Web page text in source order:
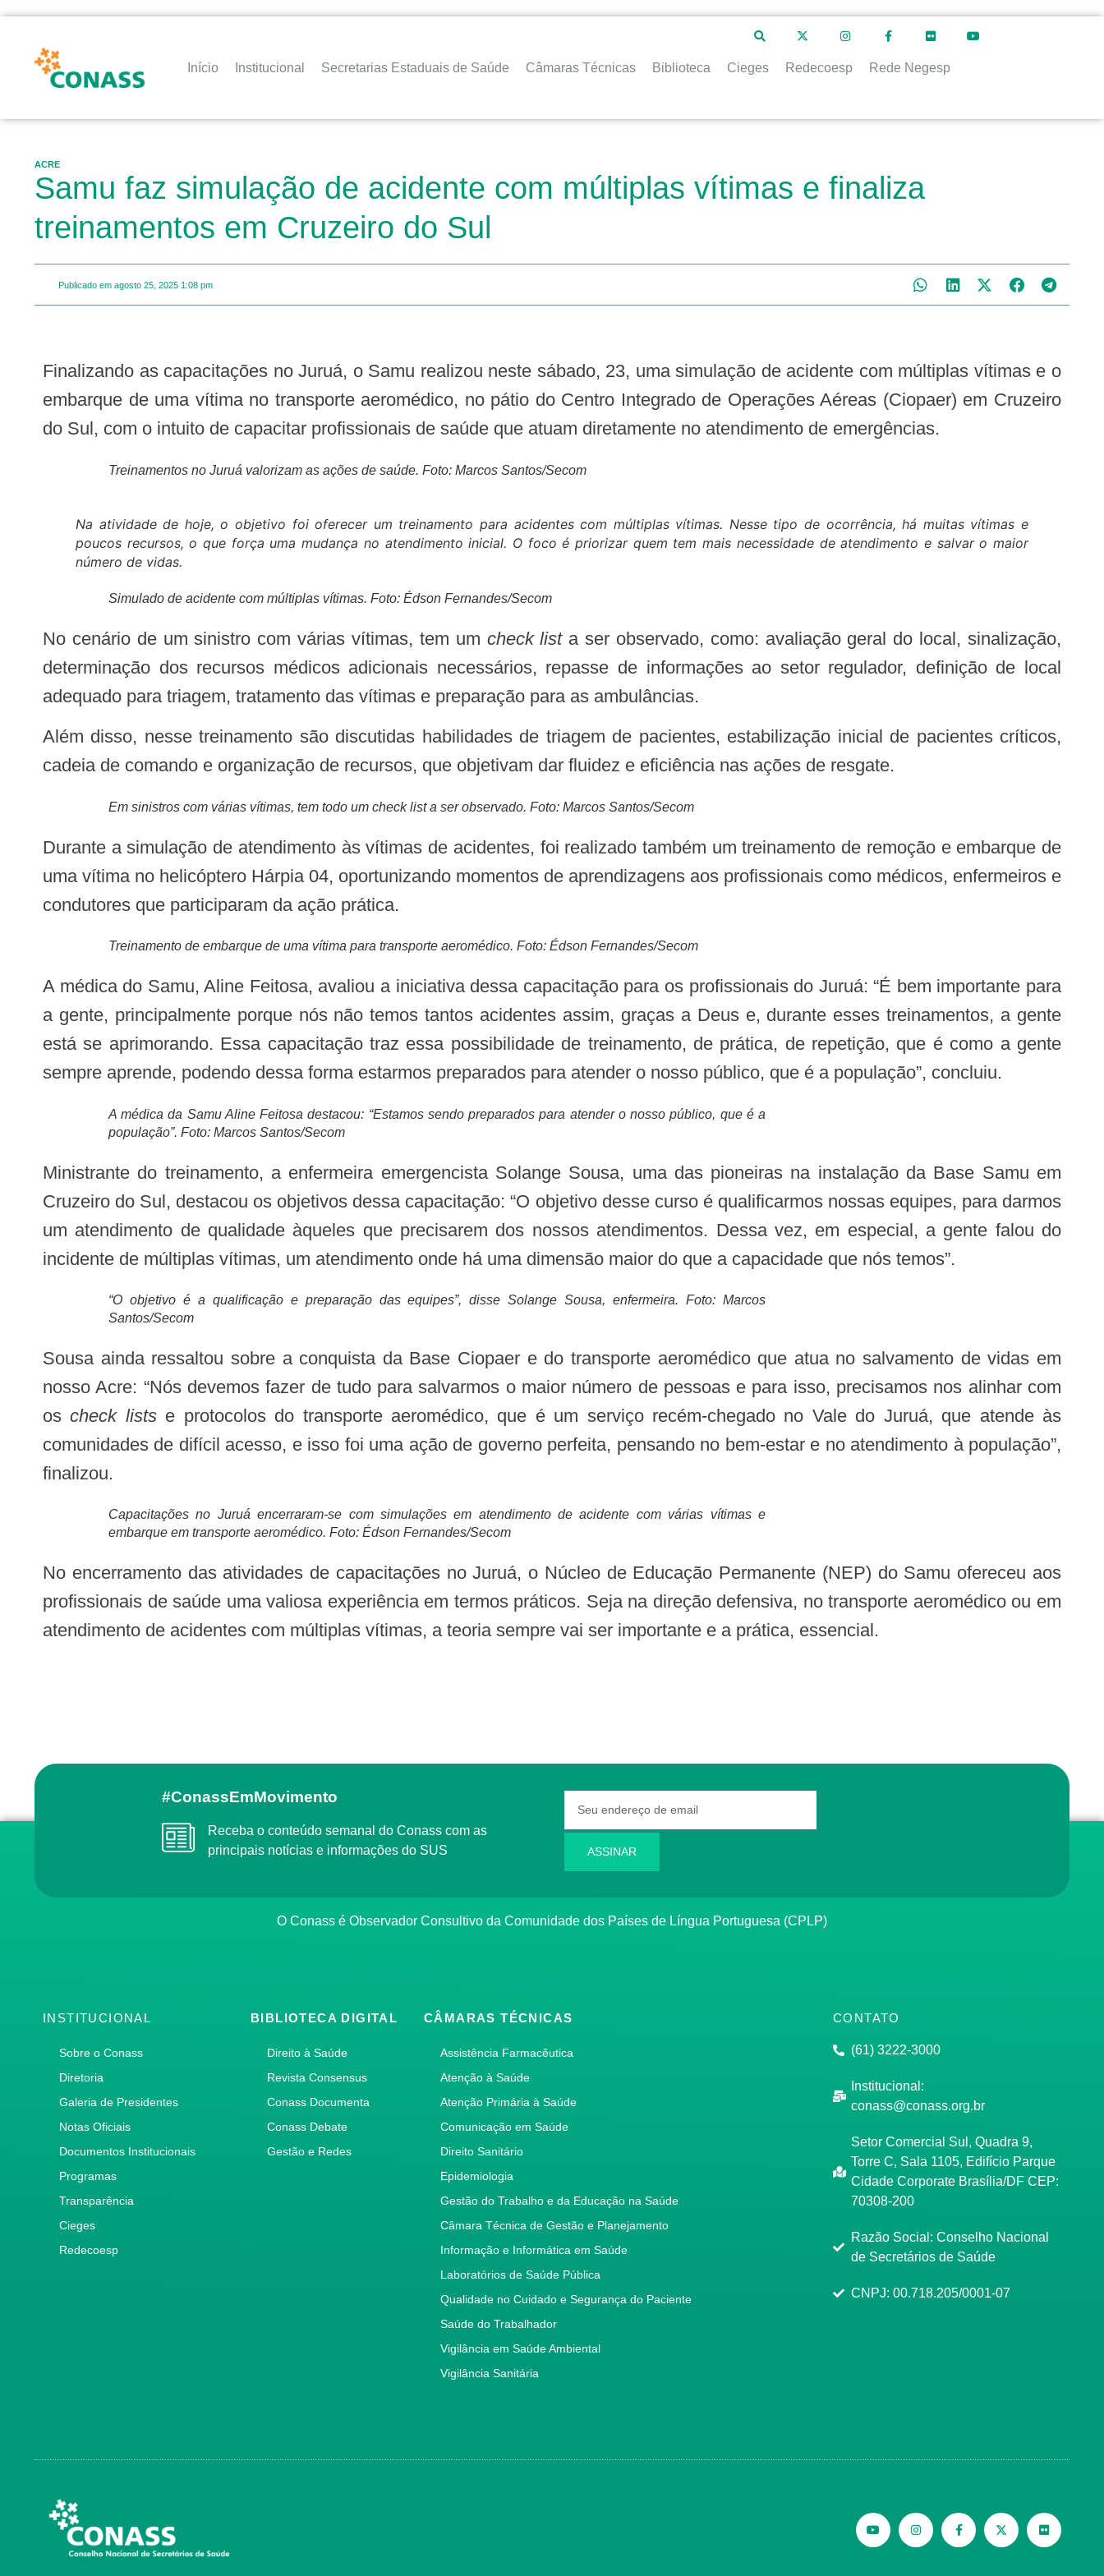
Início Institucional Secretarias Estaduais de Saúde Câmaras Técnicas Biblioteca Cieges Redecoesp Rede Negesp
ACRE
Samu faz simulação de acidente com múltiplas vítimas e finaliza
treinamentos em Cruzeiro do Sul
Publicado em agosto 25, 2025 1:08 pm
Finalizando as capacitações no Juruá, o Samu realizou neste sábado, 23, uma simulação de acidente com múltiplas vítimas e o
embarque de uma vítima no transporte aeromédico, no pátio do Centro Integrado de Operações Aéreas (Ciopaer) em Cruzeiro
do Sul, com o intuito de capacitar profissionais de saúde que atuam diretamente no atendimento de emergências.
Treinamentos no Juruá valorizam as ações de saúde. Foto: Marcos Santos/Secom
Na atividade de hoje, o objetivo foi oferecer um treinamento para acidentes com múltiplas vítimas. Nesse tipo de ocorrência, há muitas vítimas e
poucos recursos, o que força uma mudança no atendimento inicial. O foco é priorizar quem tem mais necessidade de atendimento e salvar o maior
número de vidas.
Simulado de acidente com múltiplas vítimas. Foto: Édson Fernandes/Secom
No cenário de um sinistro com várias vítimas, tem um check list a ser observado, como: avaliação geral do local, sinalização,
determinação dos recursos médicos adicionais necessários, repasse de informações ao setor regulador, definição de local
adequado para triagem, tratamento das vítimas e preparação para as ambulâncias.
Além disso, nesse treinamento são discutidas habilidades de triagem de pacientes, estabilização inicial de pacientes críticos,
cadeia de comando e organização de recursos, que objetivam dar fluidez e eficiência nas ações de resgate.
Em sinistros com várias vítimas, tem todo um check list a ser observado. Foto: Marcos Santos/Secom
Durante a simulação de atendimento às vítimas de acidentes, foi realizado também um treinamento de remoção e embarque de
uma vítima no helicóptero Hárpia 04, oportunizando momentos de aprendizagens aos profissionais como médicos, enfermeiros e
condutores que participaram da ação prática.
Treinamento de embarque de uma vítima para transporte aeromédico. Foto: Édson Fernandes/Secom
A médica do Samu, Aline Feitosa, avaliou a iniciativa dessa capacitação para os profissionais do Juruá: “É bem importante para
a gente, principalmente porque nós não temos tantos acidentes assim, graças a Deus e, durante esses treinamentos, a gente
está se aprimorando. Essa capacitação traz essa possibilidade de treinamento, de prática, de repetição, que é como a gente
sempre aprende, podendo dessa forma estarmos preparados para atender o nosso público, que é a população”, concluiu.
A médica da Samu Aline Feitosa destacou: “Estamos sendo preparados para atender o nosso público, que é a
população”. Foto: Marcos Santos/Secom
Ministrante do treinamento, a enfermeira emergencista Solange Sousa, uma das pioneiras na instalação da Base Samu em
Cruzeiro do Sul, destacou os objetivos dessa capacitação: “O objetivo desse curso é qualificarmos nossas equipes, para darmos
um atendimento de qualidade àqueles que precisarem dos nossos atendimentos. Dessa vez, em especial, a gente falou do
incidente de múltiplas vítimas, um atendimento onde há uma dimensão maior do que a capacidade que nós temos”.
“O objetivo é a qualificação e preparação das equipes”, disse Solange Sousa, enfermeira. Foto: Marcos
Santos/Secom
Sousa ainda ressaltou sobre a conquista da Base Ciopaer e do transporte aeromédico que atua no salvamento de vidas em
nosso Acre: “Nós devemos fazer de tudo para salvarmos o maior número de pessoas e para isso, precisamos nos alinhar com
oscheck listse protocolos do transporte aeromédico, que é um serviço recém-chegado no Vale do Juruá, que atende às
comunidades de difícil acesso, e isso foi uma ação de governo perfeita, pensando no bem-estar e no atendimento à população”,
finalizou.
Capacitações no Juruá encerraram-se com simulações em atendimento de acidente com várias vítimas e
embarque em transporte aeromédico. Foto: Édson Fernandes/Secom
No encerramento das atividades de capacitações no Juruá, o Núcleo de Educação Permanente (NEP) do Samu ofereceu aos
profissionais de saúde uma valiosa experiência em termos práticos. Seja na direção defensiva, no transporte aeromédico ou em
atendimento de acidentes com múltiplas vítimas, a teoria sempre vai ser importante e a prática, essencial.
#ConassEmMovimento
Receba o conteúdo semanal do Conass com as
principais notícias e informações do SUS
ASSINAR
O Conass é Observador Consultivo da Comunidade dos Países de Língua Portuguesa (CPLP)
INSTITUCIONAL
Sobre o Conass
Diretoria
Galeria de Presidentes
Notas Oficiais
Documentos Institucionais
Programas
Transparência
Cieges
Redecoesp
BIBLIOTECA DIGITAL
Direito à Saúde
Revista Consensus
Conass Documenta
Conass Debate
Gestão e Redes
CÂMARAS TÉCNICAS
Assistência Farmacêutica
Atenção à Saúde
Atenção Primária à Saúde
Comunicação em Saúde
Direito Sanitário
Epidemiologia
Gestão do Trabalho e da Educação na Saúde
Câmara Técnica de Gestão e Planejamento
Informação e Informática em Saúde
Laboratórios de Saúde Pública
Qualidade no Cuidado e Segurança do Paciente
Saúde do Trabalhador
Vigilância em Saúde Ambiental
Vigilância Sanitária
CONTATO
(61) 3222-3000
Institucional:
conass@conass.org.br
Setor Comercial Sul, Quadra 9,
Torre C, Sala 1105, Edifício Parque
Cidade Corporate Brasília/DF CEP:
70308-200
Razão Social: Conselho Nacional
de Secretários de Saúde
CNPJ: 00.718.205/0001-07